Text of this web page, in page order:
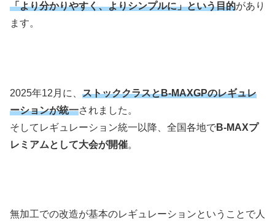
「より分かりやすく、よりシンプルに」という目的があり
ます。
2025年12月に、 ストッククラスとB-MAXGPのレギュレ
ーションが統一されました。
そしてレギュレーション統一以降、全国各地でB-MAXプ
レミアムとして大会が開催。
無加工での改造が基本のレギュレーションということで人